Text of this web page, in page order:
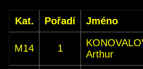
Kat. Pořadí Jméno
M14 1
Arthur